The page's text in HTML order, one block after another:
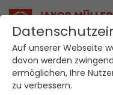
Ihre
Auf unserer Webseite
davon werden
ermöglichen, Ihre
zu verbessern.